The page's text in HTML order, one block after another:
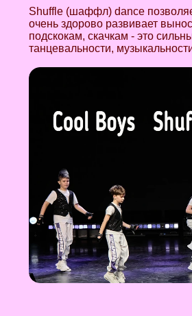
Shuffle (шаффл) dance
очень здорово развивает
подскокам, скачкам - это
танцевальности,